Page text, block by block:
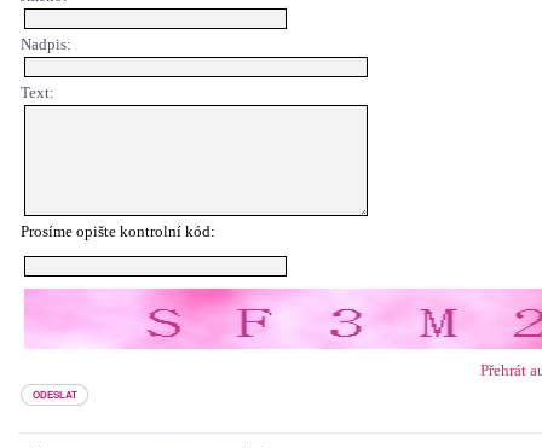
Nadpis:
Text:
Prosíme opište kontrolní kód:
Přehrát